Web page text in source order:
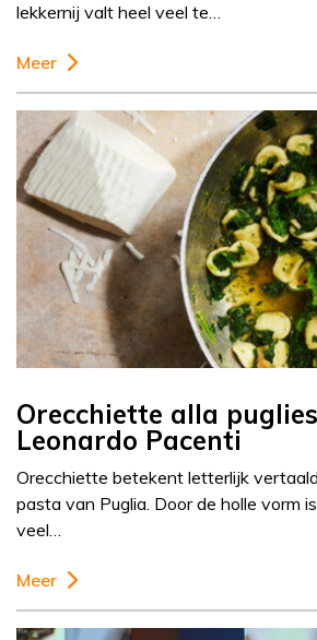
lekkernij valt heel veel te…
Meer
Orecchiette alla
Leonardo Pacenti
Orecchiette betekent letterlijk vertaald
pasta van Puglia. Door de holle vorm
veel…
Meer